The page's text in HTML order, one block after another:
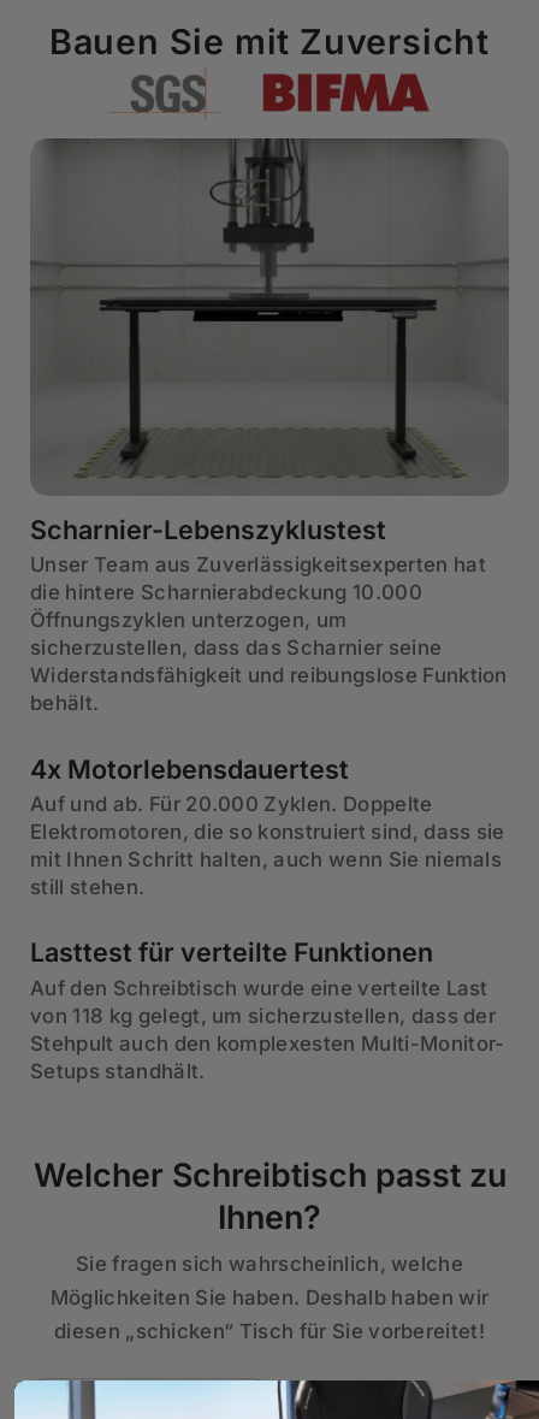
Bauen Sie mit Zuversicht
Scharnier-Lebenszyklustest
Unser Team aus Zuverlässigkeitsexperten hat
die hintere Scharnierabdeckung 10.000
Öffnungszyklen unterzogen, um
sicherzustellen, dass das Scharnier seine
Widerstandsfähigkeit und reibungslose Funktion
behält.
4x Motorlebensdauertest
Auf und ab. Für 20.000 Zyklen. Doppelte
Elektromotoren, die so konstruiert sind, dass sie
mit Ihnen Schritt halten, auch wenn Sie niemals
still stehen.
Lasttest für verteilte Funktionen
Auf den Schreibtisch wurde eine verteilte Last
von 118 kg gelegt, um sicherzustellen, dass der
Stehpult auch den komplexesten Multi-Monitor-
Setups standhält.
Welcher Schreibtisch passt zu
Ihnen?
Sie fragen sich wahrscheinlich, welche
Möglichkeiten Sie haben. Deshalb haben wir
diesen „schicken“ Tisch für Sie vorbereitet!